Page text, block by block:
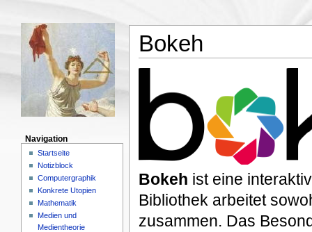
Bokeh
Bokeh ist eine
Bibliothek arbeitet
zusammen. Das
Navigation
Startseite
Notizblock
Computergraphik
Konkrete Utopien
Mathematik
Medien und
Medientheorie